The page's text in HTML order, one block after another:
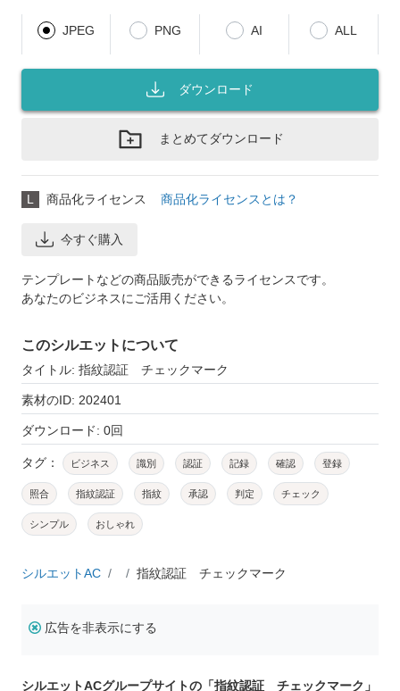
JPEG PNG AI ALL
ダウンロード
まとめてダウンロード
L 商品化ライセンス 商品化ライセンスとは？
今すぐ購入
テンプレートなどの商品販売ができるライセンスです。
あなたのビジネスにご活用ください。
このシルエットについて
タイトル: 指紋認証 チェックマーク
素材のID: 202401
ダウンロード: 0回
タグ： ビジネス 識別 認証 記録 確認 登録
照合 指紋認証 指紋 承認 判定 チェック
シンプル おしゃれ
シルエットAC 指紋認証 チェックマーク
広告を非表示にする
シルエットACグループサイトの「指紋認証 チェックマーク」